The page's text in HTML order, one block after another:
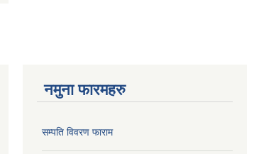
नमुना फारमहरु
सम्पति विवरण फाराम